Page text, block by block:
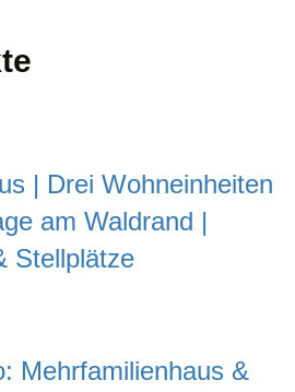
| Drei Wohneinheiten
am Waldrand |
Stellplätze
Mehrfamilienhaus &